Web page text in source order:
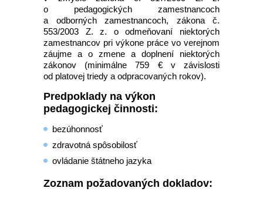
o pedagogických zamestnancoch
a odborných zamestnancoch, zákona č.
553/2003 Z. z. o odmeňovaní niektorých
zamestnancov pri výkone práce vo verejnom
záujme a o zmene a doplnení niektorých
zákonov (minimálne 759 € v závislosti
od platovej triedy a odpracovaných rokov).
Predpoklady na výkon
pedagogickej činnosti:
bezúhonnosť
zdravotná spôsobilosť
ovládanie štátneho jazyka
Zoznam požadovaných dokladov: